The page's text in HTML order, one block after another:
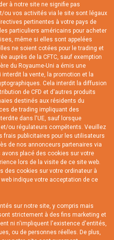
à notre site ne signifie pas
ou vos activités via le site sont légaux
pertinentes à votre pays de
particuliers américains pour acheter
même si elles sont appelées
ne soient cotées pour le trading et
auprès de la CFTC, sauf exemption
du Royaume-Uni a émis une
la vente, la promotion et la
Cela interdit la diffusion
de CFD et d'autres produits
destinés aux résidents du
de trading impliquant des
dans l'UE, sauf lorsque
ou régulateurs compétents. Veuillez
frais publicitaires pour les utilisateurs
de nos annonceurs partenaires via
placé des cookies sur votre
lors de la visite de ce site web.
des cookies sur votre ordinateur à
indique votre acceptation de ce
sur notre site, y compris mais
strictement à des fins marketing et
ni n'impliquent l'existence d'entités,
ou de personnes réelles. De plus,